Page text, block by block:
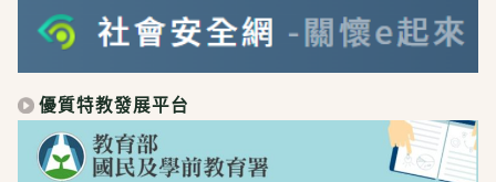
優質特教發展平台